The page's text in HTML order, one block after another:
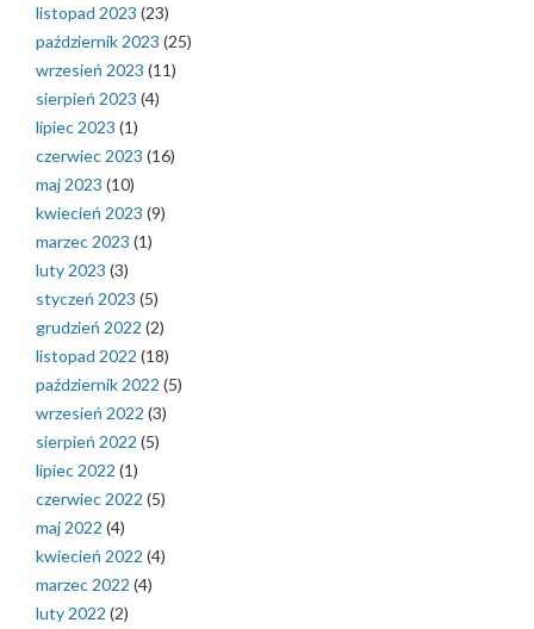
listopad 2023 (23)
październik 2023 (25)
wrzesień 2023 (11)
sierpień 2023 (4)
lipiec 2023 (1)
czerwiec 2023 (16)
maj 2023 (10)
kwiecień 2023 (9)
marzec 2023 (1)
luty 2023 (3)
styczeń 2023 (5)
grudzień 2022 (2)
listopad 2022 (18)
październik 2022 (5)
wrzesień 2022 (3)
sierpień 2022 (5)
lipiec 2022 (1)
czerwiec 2022 (5)
maj 2022 (4)
kwiecień 2022 (4)
marzec 2022 (4)
luty 2022 (2)